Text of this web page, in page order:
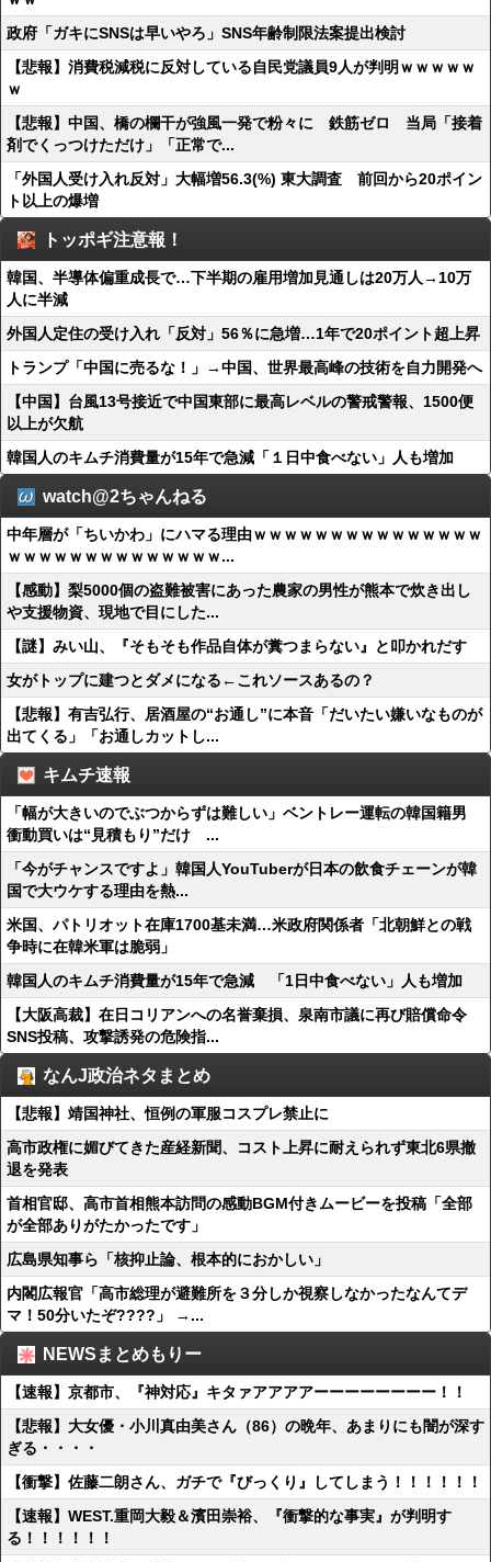
政府「ガキにSNSは早いやろ」SNS年齢制限法案提出検討
【悲報】消費税減税に反対している自民党議員9人が判明ｗｗｗｗｗ
ｗ
【悲報】中国、橋の欄干が強風一発で粉々に 鉄筋ゼロ 当局「接着
剤でくっつけただけ」「正常で...
「外国人受け入れ反対」大幅増56.3(%) 東大調査 前回から20ポイン
ト以上の爆増
トッポギ注意報！
韓国、半導体偏重成長で…下半期の雇用増加見通しは20万人→10万
人に半減
外国人定住の受け入れ「反対」56％に急増…1年で20ポイント超上昇
トランプ「中国に売るな！」→中国、世界最高峰の技術を自力開発へ
【中国】台風13号接近で中国東部に最高レベルの警戒警報、1500便
以上が欠航
韓国人のキムチ消費量が15年で急減「１日中食べない」人も増加
watch@2ちゃんねる
中年層が「ちいかわ」にハマる理由ｗｗｗｗｗｗｗｗｗｗｗｗｗｗｗ
ｗｗｗｗｗｗｗｗｗｗｗｗｗｗ...
【感動】梨5000個の盗難被害にあった農家の男性が熊本で炊き出し
や支援物資、現地で目にした...
【謎】みい山、『そもそも作品自体が糞つまらない』と叩かれだす
女がトップに建つとダメになる←これソースあるの？
【悲報】有吉弘行、居酒屋の“お通し”に本音「だいたい嫌いなものが
出てくる」「お通しカットし...
キムチ速報
「幅が大きいのでぶつからずは難しい」ベントレー運転の韓国籍男
衝動買いは“見積もり”だけ ...
「今がチャンスですよ」韓国人YouTuberが日本の飲食チェーンが韓
国で大ウケする理由を熱...
米国、パトリオット在庫1700基未満…米政府関係者「北朝鮮との戦
争時に在韓米軍は脆弱」
韓国人のキムチ消費量が15年で急減 「1日中食べない」人も増加
【大阪高裁】在日コリアンへの名誉棄損、泉南市議に再び賠償命令
SNS投稿、攻撃誘発の危険指...
なんJ政治ネタまとめ
【悲報】靖国神社、恒例の軍服コスプレ禁止に
高市政権に媚びてきた産経新聞、コスト上昇に耐えられず東北6県撤
退を発表
首相官邸、高市首相熊本訪問の感動BGM付きムービーを投稿「全部
が全部ありがたかったです」
広島県知事ら「核抑止論、根本的におかしい」
内閣広報官「高市総理が避難所を３分しか視察しなかったなんてデ
マ！50分いたぞ????」 →...
NEWSまとめもりー
【速報】京都市、『神対応』キタァアアアアーーーーーーーー！！
【悲報】大女優・小川真由美さん（86）の晩年、あまりにも闇が深す
ぎる・・・・
【衝撃】佐藤二朗さん、ガチで『びっくり』してしまう！！！！！！
【速報】WEST.重岡大毅＆濱田崇裕、『衝撃的な事実』が判明す
る！！！！！！